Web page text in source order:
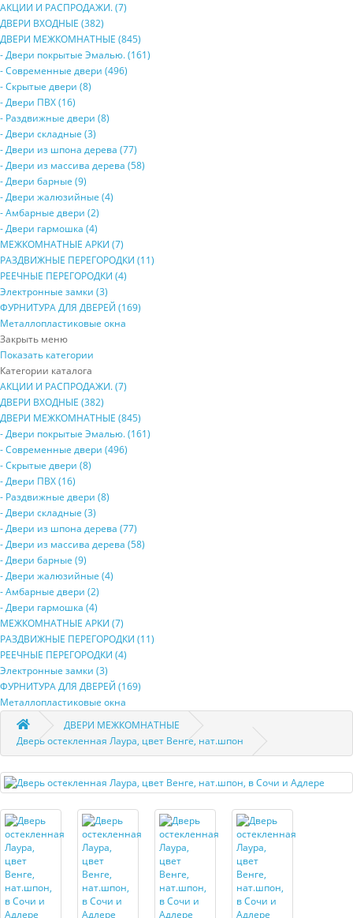
АКЦИИ И РАСПРОДАЖИ. (7)
ДВЕРИ ВХОДНЫЕ (382)
ДВЕРИ МЕЖКОМНАТНЫЕ (845)
- Двери покрытые Эмалью. (161)
- Современные двери (496)
- Скрытые двери (8)
- Двери ПВХ (16)
- Раздвижные двери (8)
- Двери складные (3)
- Двери из шпона дерева (77)
- Двери из массива дерева (58)
- Двери барные (9)
- Двери жалюзийные (4)
- Амбарные двери (2)
- Двери гармошка (4)
МЕЖКОМНАТНЫЕ АРКИ (7)
РАЗДВИЖНЫЕ ПЕРЕГОРОДКИ (11)
РЕЕЧНЫЕ ПЕРЕГОРОДКИ (4)
Электронные замки (3)
ФУРНИТУРА ДЛЯ ДВЕРЕЙ (169)
Металлопластиковые окна
Закрыть меню
Показать категории
Категории каталога
АКЦИИ И РАСПРОДАЖИ. (7)
ДВЕРИ ВХОДНЫЕ (382)
ДВЕРИ МЕЖКОМНАТНЫЕ (845)
- Двери покрытые Эмалью. (161)
- Современные двери (496)
- Скрытые двери (8)
- Двери ПВХ (16)
- Раздвижные двери (8)
- Двери складные (3)
- Двери из шпона дерева (77)
- Двери из массива дерева (58)
- Двери барные (9)
- Двери жалюзийные (4)
- Амбарные двери (2)
- Двери гармошка (4)
МЕЖКОМНАТНЫЕ АРКИ (7)
РАЗДВИЖНЫЕ ПЕРЕГОРОДКИ (11)
РЕЕЧНЫЕ ПЕРЕГОРОДКИ (4)
Электронные замки (3)
ФУРНИТУРА ДЛЯ ДВЕРЕЙ (169)
Металлопластиковые окна
ДВЕРИ МЕЖКОМНАТНЫЕ
Дверь остекленная Лаура, цвет Венге, нат.шпон